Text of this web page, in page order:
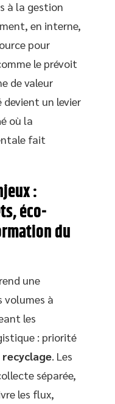
à la gestion
en interne,
pour
le prévoit
de valeur
un levier
où la
fait
:
éco-
du
une
volumes à
les
: priorité
recyclage. Les
séparée,
les flux,